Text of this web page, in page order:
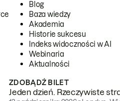
Blog
Baza wiedzy
Akademia
Historie sukcesu
Indeks widoczności w AI
Webinaria
Aktualności
ZDOBĄDŹ BILET
Jeden dzień. Rzeczywiste